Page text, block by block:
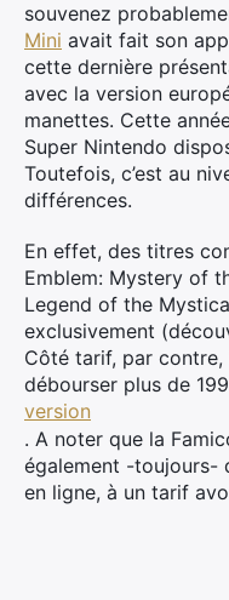
souvenez
Mini avait fait son
cette dernière
avec la version
manettes. Cette
Super Nintendo
Toutefois, c’est au
différences.
En effet, des titres
Emblem: Mystery of
Legend of the
exclusivement
Côté tarif, par
débourser plus de
version
. A noter que la
également -toujours-
en ligne, à un tarif